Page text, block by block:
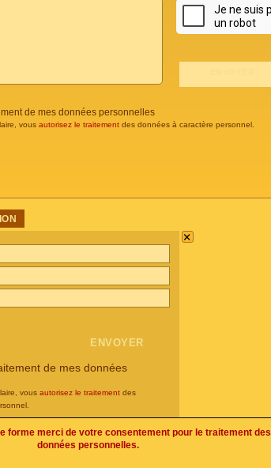
de mes données personnelles
vous autorisez le traitement des données à caractère personnel.
×
de mes données
vous autorisez le traitement des
forme merci de votre consentement pour le traitement des
données personnelles.